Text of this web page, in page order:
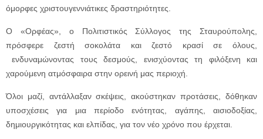
όμορφες χριστουγεννιάτικες δραστηριότητες.
Ο «Ορφέας», ο Πολιτιστικός Σύλλογος της Σταυρούπολης,
πρόσφερε ζεστή σοκολάτα και ζεστό κρασί σε όλους,
ενδυναμώνοντας τους δεσμούς, ενισχύοντας τη φιλόξενη και
χαρούμενη ατμόσφαιρα στην ορεινή μας περιοχή.
Όλοι μαζί, αντάλλαξαν σκέψεις, ακούστηκαν προτάσεις, δόθηκαν
υποσχέσεις για μια περίοδο ενότητας, αγάπης, αισιοδοξίας,
δημιουργικότητας και ελπίδας, για τον νέο χρόνο που έρχεται.